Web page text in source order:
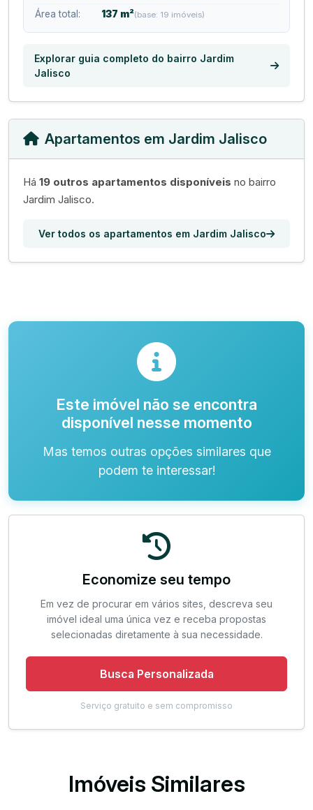
Área total: 137 m²(base: 19 imóveis)
Explorar guia completo do bairro Jardim
Jalisco
Apartamentos em Jardim Jalisco
Há 19 outros apartamentos disponíveis no bairro
Jardim Jalisco.
Ver todos os apartamentos em Jardim Jalisco
Este imóvel não se encontra
disponível nesse momento
Mas temos outras opções similares que
podem te interessar!
Economize seu tempo
Em vez de procurar em vários sites, descreva seu
imóvel ideal uma única vez e receba propostas
selecionadas diretamente à sua necessidade.
Busca Personalizada
Serviço gratuito e sem compromisso
Imóveis Similares